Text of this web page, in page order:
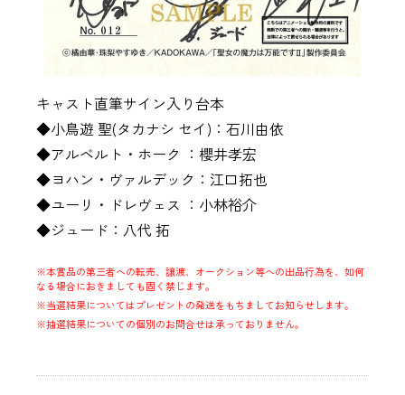
キャスト直筆サイン入り台本
◆小鳥遊 聖(タカナシ セイ)：石川由依
◆アルベルト・ホーク ：櫻井孝宏
◆ヨハン・ヴァルデック：江口拓也
◆ユーリ・ドレヴェス ：小林裕介
◆ジュード：八代 拓
※本賞品の第三者への転売、譲渡、オークション等への出品行為を、如何
なる場合におきましても固く禁じます。
※当選結果についてはプレゼントの発送をもちましてお知らせします。
※抽選結果についての個別のお問合せは承っておりません。